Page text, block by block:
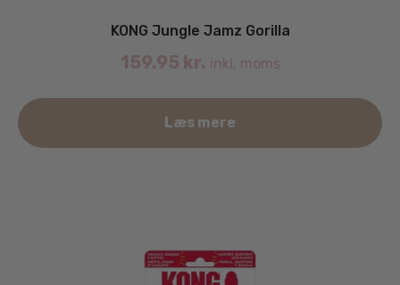
KONG Jungle Jamz Gorilla
159.95 kr. inkl. moms
Læs mere